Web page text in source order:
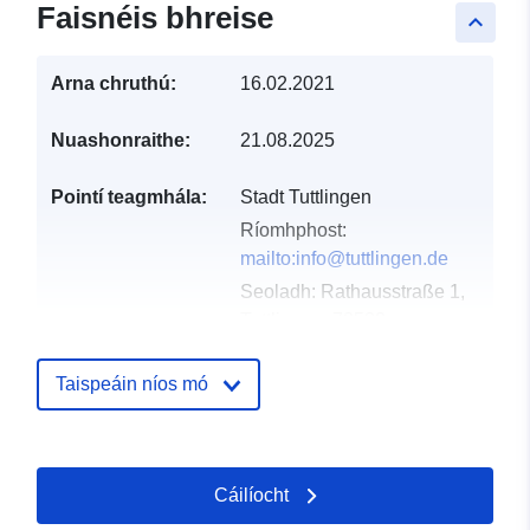
keyboard_arrow_up
Faisnéis bhreise
Arna chruthú: 16.02.2021
Nuashonraithe: 21.08.2025
Pointí teagmhála:
Stadt Tuttlingen
Ríomhphost:
mailto:info@tuttlingen.de
Seoladh: Rat­haus­stra­ße 1,
URL:
http://www.tuttlingen.de
Taifead Catalóige: Curtha le data.europa.eu: 21
February 2026
Taispeáin níos mó
Cáilíocht